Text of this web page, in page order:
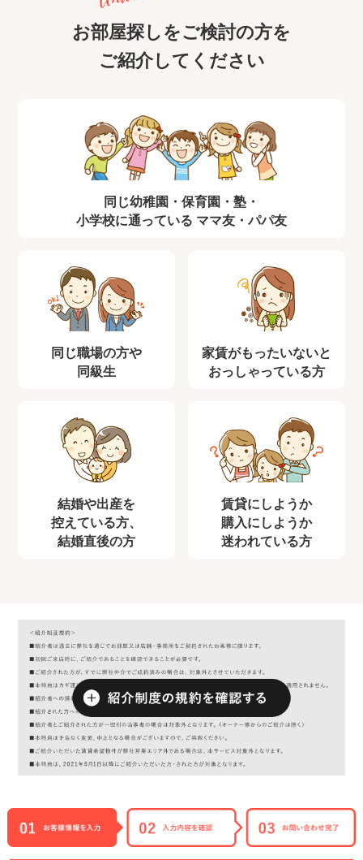
お部屋探しをご検討の方を
ご紹介してください
同じ幼稚園・保育園・塾・
小学校に通っている ママ友・パパ友
同じ職場の方や
同級生
家賃がもったいないと
おっしゃっている方
結婚や出産を
控えている方、
結婚直後の方
賃貸にしようか
購入にしようか
迷われている方